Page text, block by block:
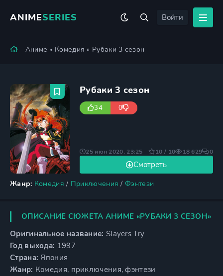
ANIMESERIES Войти
Аниме » Комедия » Рубаки 3 сезон
Рубаки 3 сезон
34 0
Жанр: Комедия / Приключения / Фэнтези
Смотреть
25 июн 2020, 23:25 10 / 10 18 629 0
ОПИСАНИЕ СЮЖЕТА АНИМЕ «РУБАКИ 3 СЕЗОН»
Оригинальное название: Slayers Try
Год выхода: 1997
Страна: Япония
Жанр: Комедия, приключения, фэнтези